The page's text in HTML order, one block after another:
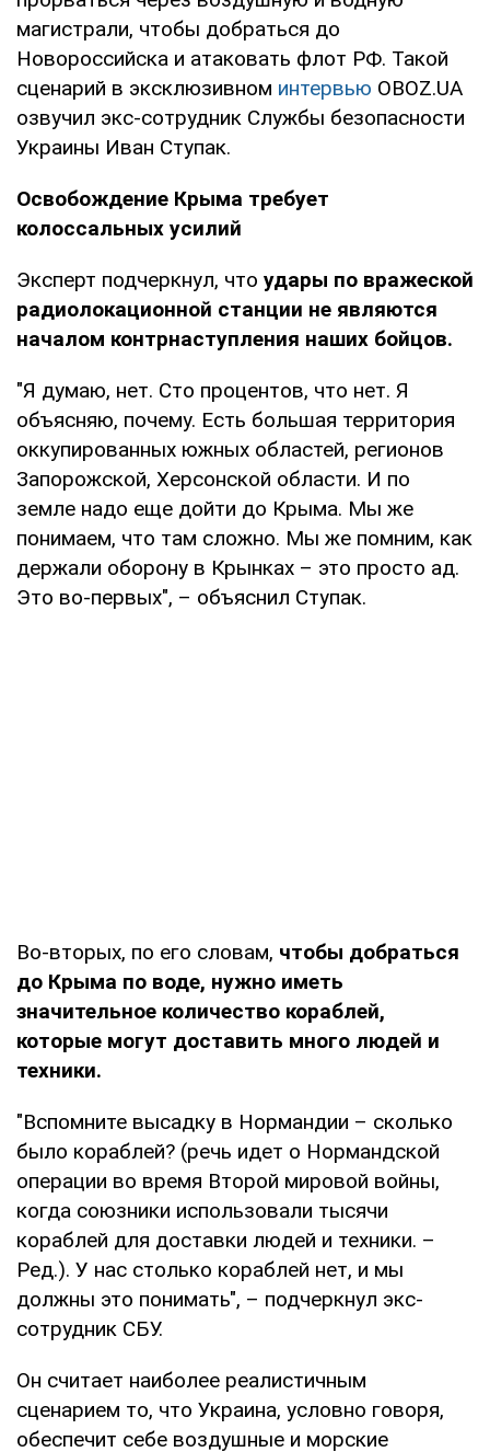
магистрали, чтобы добраться до
Новороссийска и атаковать флот РФ. Такой
сценарий в эксклюзивном интервью OBOZ.UA
озвучил экс-сотрудник Службы безопасности
Украины Иван Ступак.
Освобождение Крыма требует
колоссальных усилий
Эксперт подчеркнул, что удары по вражеской
радиолокационной станции не являются
началом контрнаступления наших бойцов.
"Я думаю, нет. Сто процентов, что нет. Я
объясняю, почему. Есть большая территория
оккупированных южных областей, регионов
Запорожской, Херсонской области. И по
земле надо еще дойти до Крыма. Мы же
понимаем, что там сложно. Мы же помним, как
держали оборону в Крынках – это просто ад.
Это во-первых", – объяснил Ступак.
Во-вторых, по его словам, чтобы добраться
до Крыма по воде, нужно иметь
значительное количество кораблей,
которые могут доставить много людей и
техники.
"Вспомните высадку в Нормандии – сколько
было кораблей? (речь идет о Нормандской
операции во время Второй мировой войны,
когда союзники использовали тысячи
кораблей для доставки людей и техники. –
Ред.). У нас столько кораблей нет, и мы
должны это понимать", – подчеркнул экс-
сотрудник СБУ.
Он считает наиболее реалистичным
сценарием то, что Украина, условно говоря,
обеспечит себе воздушные и морские